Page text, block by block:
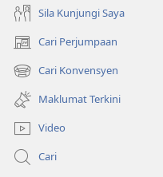
Sila Kunjungi Saya
Cari Perjumpaan
(membuka
tetingkap
baharu)
Cari Konvensyen
(membuka
tetingkap
baharu)
Maklumat Terkini
Video
Cari